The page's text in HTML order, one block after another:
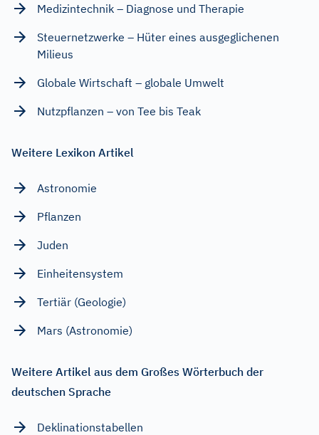
Medizintechnik – Diagnose und Therapie
Steuernetzwerke – Hüter eines ausgeglichenen
Milieus
Globale Wirtschaft – globale Umwelt
Nutzpflanzen – von Tee bis Teak
Weitere Lexikon Artikel
Astronomie
Pflanzen
Juden
Einheitensystem
Tertiär (Geologie)
Mars (Astronomie)
Weitere Artikel aus dem Großes Wörterbuch der
deutschen Sprache
Deklinationstabellen